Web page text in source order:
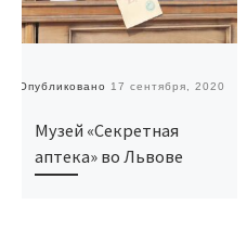
Опубликовано 17 сентября, 2020
Музей «Секретная
аптека» во Львове